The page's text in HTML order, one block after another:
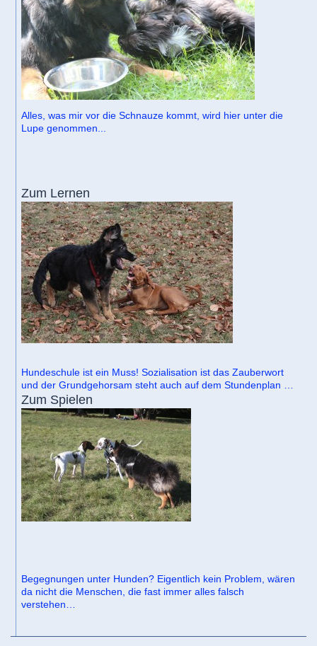
Alles, was mir vor die Schnauze kommt, wird hier unter die
Lupe genommen...
Zum Lernen
Hundeschule ist ein Muss! Sozialisation ist das Zauberwort
und der Grundgehorsam steht auch auf dem Stundenplan …
Zum Spielen
Begegnungen unter Hunden? Eigentlich kein Problem, wären
da nicht die Menschen, die fast immer alles falsch
verstehen…